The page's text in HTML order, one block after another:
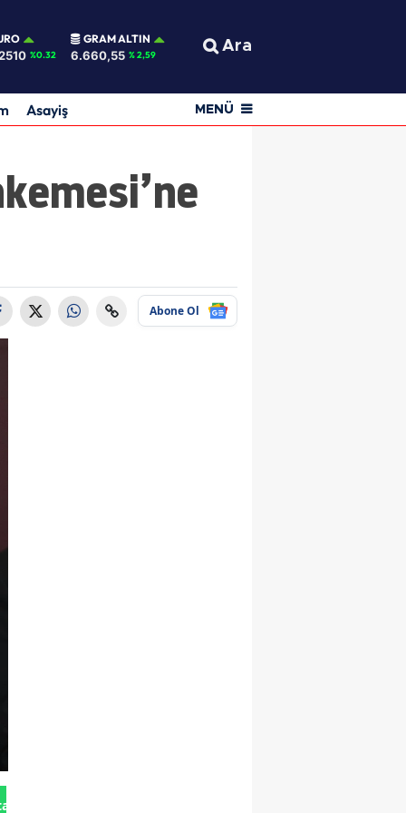
%0.32
GRAM ALTIN
6.660,55 % 2,59 Ara
Asayiş MENÜ
Abone Ol
Gönder